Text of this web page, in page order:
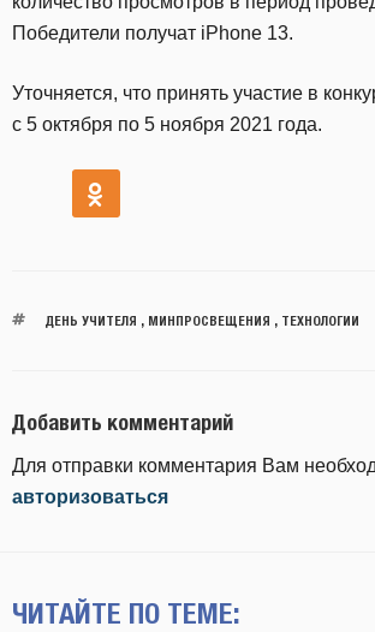
Победители получат iPhone 13.
Уточняется, что принять участие в
с 5 октября по 5 ноября 2021 года.
ДЕНЬ УЧИТЕЛЯ , МИНПРОСВЕЩЕНИЯ , ТЕХНОЛОГИИ
Добавить комментарий
Для отправки комментария Вам
авторизоваться
ЧИТАЙТЕ ПО ТЕМЕ: